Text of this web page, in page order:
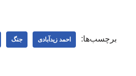
برچسب‌ها: احمد زیدآبادی جنگ